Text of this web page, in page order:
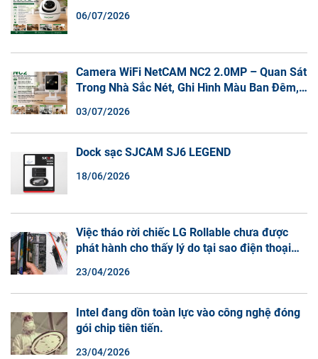
06/07/2026
Camera WiFi NetCAM NC2 2.0MP – Quan Sát
Trong Nhà Sắc Nét, Ghi Hình Màu Ban Đêm,
03/07/2026
Dock sạc SJCAM SJ6 LEGEND
18/06/2026
Việc tháo rời chiếc LG Rollable chưa được
phát hành cho thấy lý do tại sao điện thoại
23/04/2026
Intel đang dồn toàn lực vào công nghệ đóng
gói chip tiên tiến.
23/04/2026